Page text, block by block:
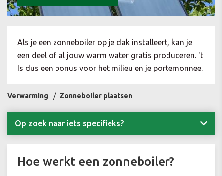
Als je een zonneboiler op je dak installeert, kan je
een deel of al jouw warm water gratis produceren. 't
Is dus een bonus voor het milieu en je portemonnee.
Verwarming Zonneboiler plaatsen
Op zoek naar iets specifieks?
Hoe werkt een zonneboiler?